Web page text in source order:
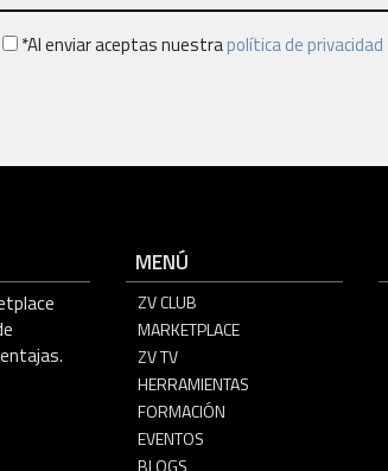
*Al enviar aceptas nuestrapolítica de privacidad
MENÚ
ZV CLUB
MARKETPLACE
ZV TV
HERRAMIENTAS
FORMACIÓN
EVENTOS
BLOGS